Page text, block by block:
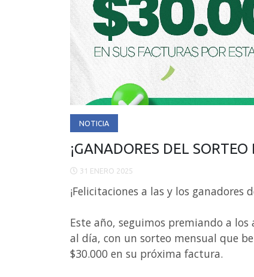
NOTICIA
¡GANADORES DEL
31 ENERO 2025
¡Felicitaciones a las y los ganadores
Este año, seguimos premiando a
al día, con un sorteo mensual que
$30.000 en su próxima factura.